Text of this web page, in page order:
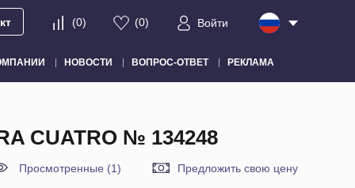
(0) (0) Войти
НОВОСТИ ВОПРОС-ОТВЕТ РЕКЛАМА
CUATRO № 134248
Просмотренные (1) Предложить свою цену